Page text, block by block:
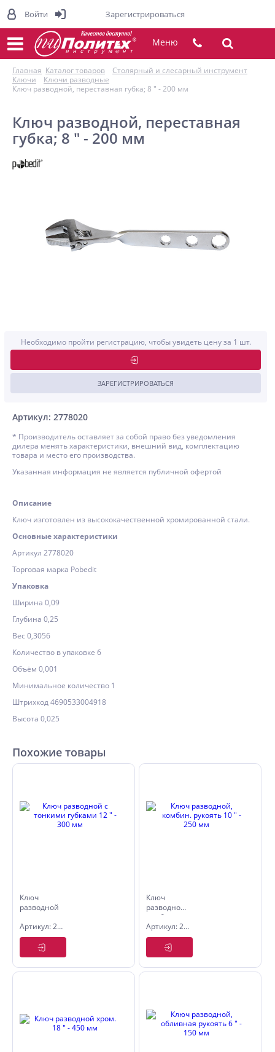
Меню
Главная Каталог товаров
Столярный и слесарный инструмент
Ключи
Ключи разводные
Ключ разводной, переставная губка; 8 " - 200 мм
Ключ разводной, переставная
губка; 8 " - 200 мм
Артикул: 2778020
Необходимо пройти регистрацию, чтобы увидеть цену за 1 шт.
ЗАРЕГИСТРИРОВАТЬСЯ
* Производитель оставляет за собой право без уведомления
дилера менять характеристики, внешний вид, комплектацию
товара и место его производства.
Указанная информация не является публичной офертой
Описание
Ключ изготовлен из высококачественной хромированной стали.
Основные характеристики
Артикул 2778020
Торговая марка Pobedit
Упаковка
Ширина 0,09
Глубина 0,25
Вес 0,3056
Количество в упаковке 6
Объём 0,001
Минимальное количество 1
Штрихкод 4690533004918
Высота 0,025
Похожие товары
Ключ
разводной
губками 12
" - 300 мм
Артикул: 2778130
Ключ
разводной,
комбин.
рукоять 10
" - 250 мм
Артикул: 2777025
Войти Зарегистрироваться